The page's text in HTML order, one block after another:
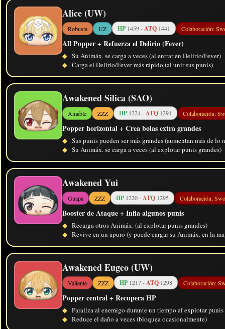
Alice (UW)
Robusta UZ HP1459 -ATQ 1441 Colaboración:
All Popper + Refuerza el Delirio (Fever)
◆ Su Animáx. se carga a veces (al entrar en Delirio/Fever)
◆ Carga el Delirio/Fever más rápido (al unir sus punis)
Awakened Silica (SAO)
Amable ZZZ HP1224 -ATQ 1291 Colaboración:
Popper horizontal + Crea bolas extra grandes
◆ Sus punis pueden ser más grandes (aumentan más de
◆ Su Animáx. se carga a veces (al explotar punis grandes)
Awakened Yui
Guapa ZZZ HP1220 -ATQ 1295 Colaboración:
Booster de Ataque + Infla algunos punis
◆ Recarga otros Animáx. (al explotar punis grandes)
◆ Revive en un apuro (y puede cargar su Animáx. en la
Awakened Eugeo (UW)
Valiente ZZZ HP1217 -ATQ 1298 Colaboración:
Popper central + Recupera HP
◆ Paraliza al enemigo durante un tiempo al explotar punis
◆ Reduce el daño a veces (bloquea ocasionalmente)